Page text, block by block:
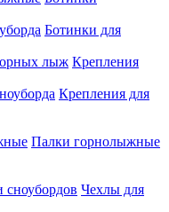
Ботинки для
Крепления
Крепления для
Палки горнолыжные
Чехлы для